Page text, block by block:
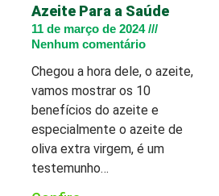
Azeite Para a Saúde
11 de março de 2024
Nenhum comentário
Chegou a hora dele, o azeite,
vamos mostrar os 10
benefícios do azeite e
especialmente o azeite de
oliva extra virgem, é um
testemunho…